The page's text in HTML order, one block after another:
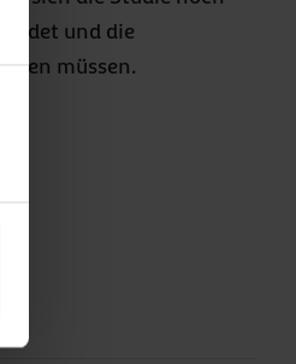
und die
müssen.